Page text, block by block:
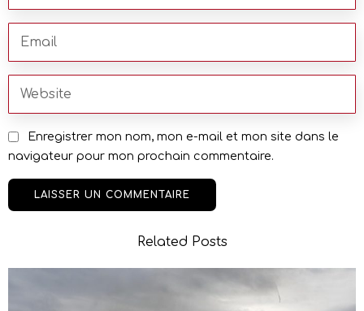
Enregistrer mon nom, mon e-mail et mon site dans le
navigateur pour mon prochain commentaire.
Related Posts